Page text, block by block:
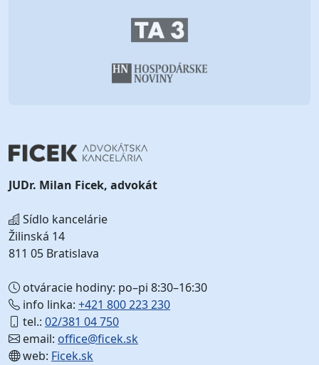
JUDr. Milan Ficek, advokát
Sídlo kancelárie
Žilinská 14
811 05 Bratislava
otváracie hodiny: po–pi 8:30–16:30
info linka: +421 800 223 230
tel.: 02/381 04 750
email: office@ficek.sk
web: Ficek.sk